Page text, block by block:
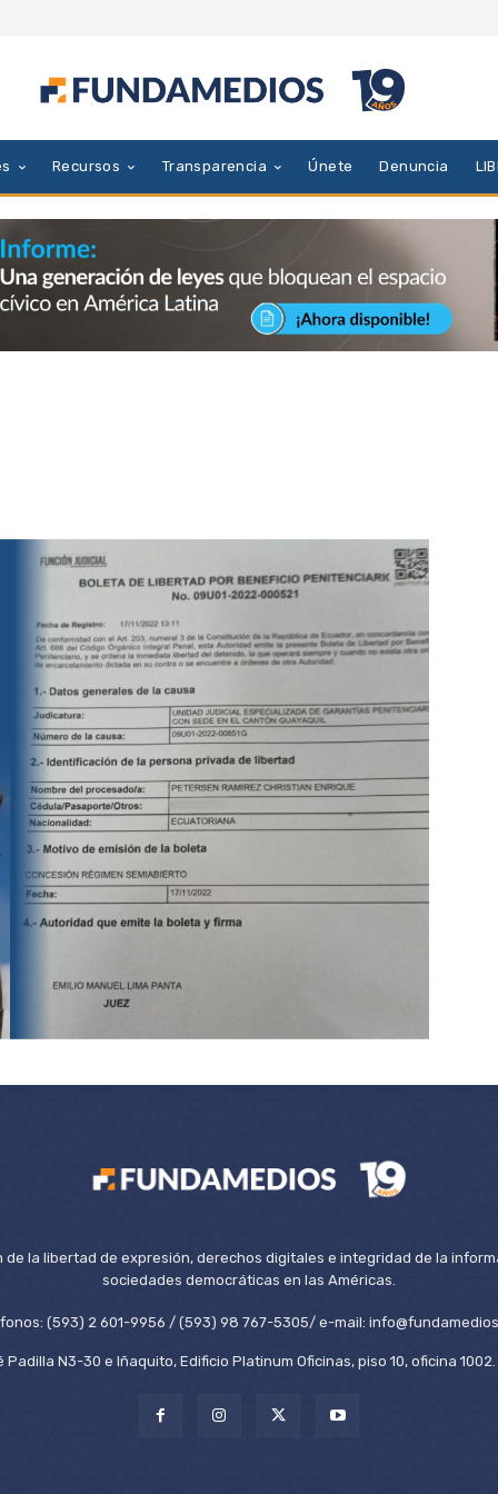
Recursos Transparencia Únete Denuncia
de la libertad de expresión, derechos digitales e integridad de la
sociedades democráticas en las Américas.
(593) 2 601-9956 / (593) 98 767-5305/ e-mail:
Padilla N3-30 e Iñaquito, Edificio Platinum Oficinas, piso 10, oficina